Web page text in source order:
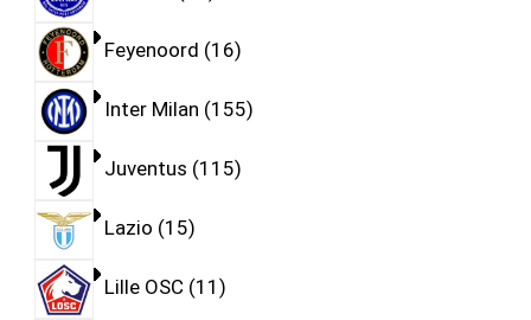
Feyenoord 16
Inter Milan 155
Juventus 115
Lazio 15
Lille OSC 11